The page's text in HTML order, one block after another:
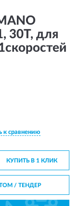
30T, для
к сравнению
КУПИТЬ В 1 КЛИК
/ ТЕНДЕР